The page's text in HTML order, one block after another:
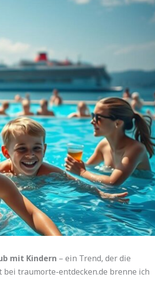
mit Kindern – ein Trend, der die
traumorte-entdecken.de brenne ich